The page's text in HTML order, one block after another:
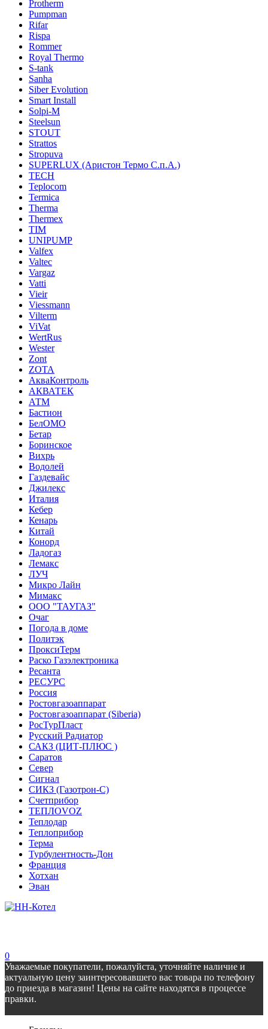
Protherm
Pumpman
Rifar
Rispa
Rommer
Royal Thermo
S-tank
Sanha
Siber Evolution
Smart Install
Solpi-M
Steelsun
STOUT
Strattos
Stropuva
SUPERLUX (Аристон Термо С.п.А.)
TECH
Teplocom
Termica
Therma
Thermex
TIM
UNIPUMP
Valfex
Valtec
Vargaz
Vatti
Vieir
Viessmann
Vilterm
ViVat
WertRus
Wester
Zont
ZOTA
АкваКонтроль
АКВАТЕК
АТМ
Бастион
БелОМО
Бетар
Боринское
Вихрь
Водолей
Газдевайс
Джилекс
Италия
Кебер
Кенарь
Китай
Конорд
Ладогаз
Лемакс
ЛУЧ
Микро Лайн
Мимакс
ООО "ТАУГАЗ"
Очаг
Погода в доме
Политэк
ПроксиТерм
Раско Газэлектроника
Ресанта
РЕСУРС
Россия
Ростовгазоаппарат
Ростовгазоаппарат (Siberia)
РосТурПласт
Русский Радиатор
САКЗ (ЦИТ-ПЛЮС )
Саратов
Север
Сигнал
СИКЗ (Газотрон-С)
Счетприбор
ТЕПЛОVOZ
Теплодар
Теплоприбор
Терма
Турбулентность-Дон
Франция
Хотхан
Эван
0
Уважаемые покупатели, пожалуйста, уточняйте наличие и
актуальную цену заинтересовавшего вас товара по телефону
до приезда в магазин! Цены на сайте находятся в процессе
правки.